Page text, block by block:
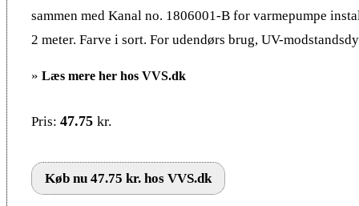
sammen med Kanal no. 1806001-B for varmepumpe
2 meter. Farve i sort. For udendørs brug, UV-
» Læs mere her hos VVS.dk
Pris: 47.75 kr.
Køb nu 47.75 kr. hos VVS.dk